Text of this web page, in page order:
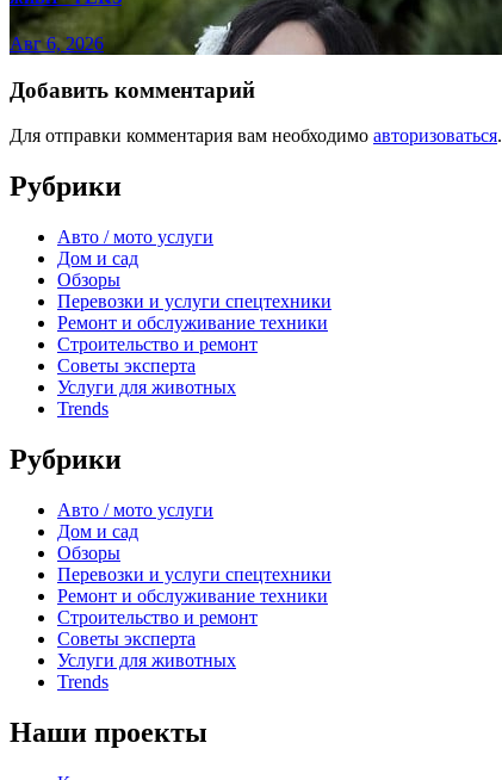
Авг 6, 2026
Добавить комментарий
Для отправки комментария вам необходимо авторизоваться.
Рубрики
Авто / мото услуги
Дом и сад
Обзоры
Перевозки и услуги спецтехники
Ремонт и обслуживание техники
Строительство и ремонт
Советы эксперта
Услуги для животных
Trends
Рубрики
Авто / мото услуги
Дом и сад
Обзоры
Перевозки и услуги спецтехники
Ремонт и обслуживание техники
Строительство и ремонт
Советы эксперта
Услуги для животных
Trends
Наши проекты